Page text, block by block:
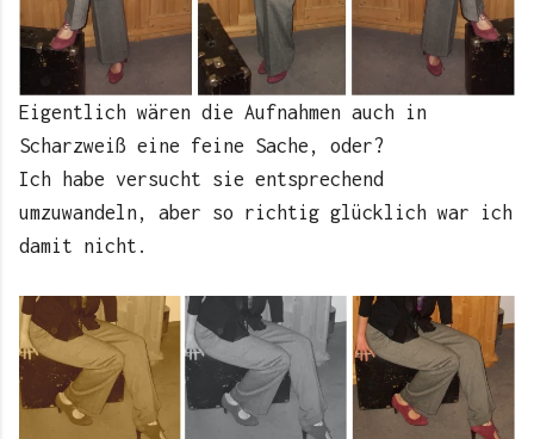
Eigentlich wären die Aufnahmen auch in
Scharzweiß eine feine Sache, oder?
Ich habe versucht sie entsprechend
umzuwandeln, aber so richtig glücklich war ich
damit nicht.